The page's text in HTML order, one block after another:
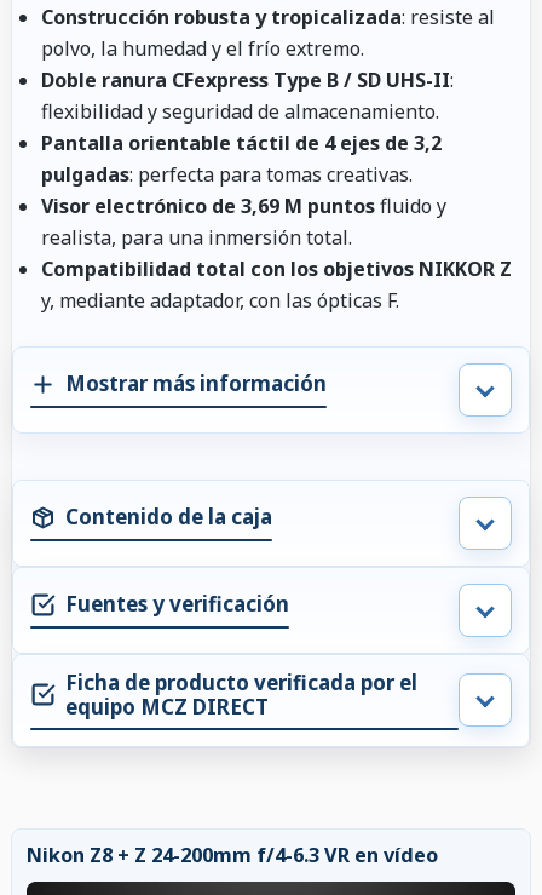
Construcción robusta y tropicalizada: resiste al
polvo, la humedad y el frío extremo.
Doble ranura CFexpress Type B / SD UHS-II:
flexibilidad y seguridad de almacenamiento.
Pantalla orientable táctil de 4 ejes de 3,2
pulgadas: perfecta para tomas creativas.
Visor electrónico de 3,69 M puntosfluido y
realista, para una inmersión total.
Compatibilidad total con los objetivos NIKKOR Z
y, mediante adaptador, con las ópticas F.
Mostrar más información
Contenido de la caja
Fuentes y verificación
Ficha de producto verificada por el
equipo MCZ DIRECT
Nikon Z8 + Z 24-200mm f/4-6.3 VR en vídeo